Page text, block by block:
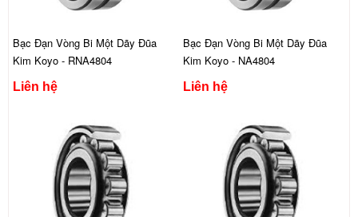
Bạc Đạn Vòng Bi Một Dãy Đũa
Kim Koyo - RNA4804
Liên hệ
Bạc Đạn Vòng Bi Một Dãy Đũa
Kim Koyo - NA4804
Liên hệ